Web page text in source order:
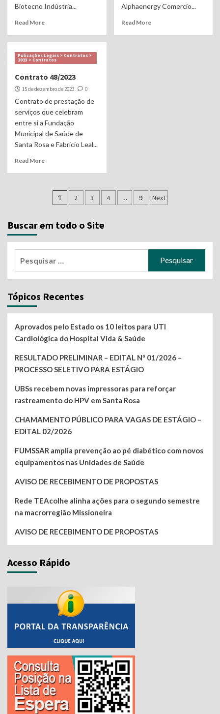
Biotecno Indústria...
Read More
Alphaenergy Comercio...
Read More
Pulicações Legais > Contratos >
2023 > Contratos
Contrato 48/2023
15 de dezembro de 2023 0
Contrato de prestação de
serviços que celebram
entre si a Fundação
Municipal de Saúde de
Santa Rosa e Fabricio Leal...
Read More
Navegação
posts
1 2 3 4 … 9 Next
Buscar em todo o Site
Tópicos Recentes
Aprovados pelo Estado os 10 leitos para UTI
Cardiológica do Hospital Vida & Saúde
RESULTADO PRELIMINAR – EDITAL Nº 01/2026 –
PROCESSO SELETIVO PARA ESTÁGIO
UBSs recebem novas impressoras para reforçar
rastreamento do HPV em Santa Rosa
CHAMAMENTO PÚBLICO PARA VAGAS DE ESTÁGIO –
EDITAL 02/2026
FUMSSAR amplia prevenção ao pé diabético com novos
equipamentos nas Unidades de Saúde
AVISO DE RECEBIMENTO DE PROPOSTAS
Rede TEAcolhe alinha ações para o segundo semestre
na macrorregião Missioneira
AVISO DE RECEBIMENTO DE PROPOSTAS
Acesso Rápido